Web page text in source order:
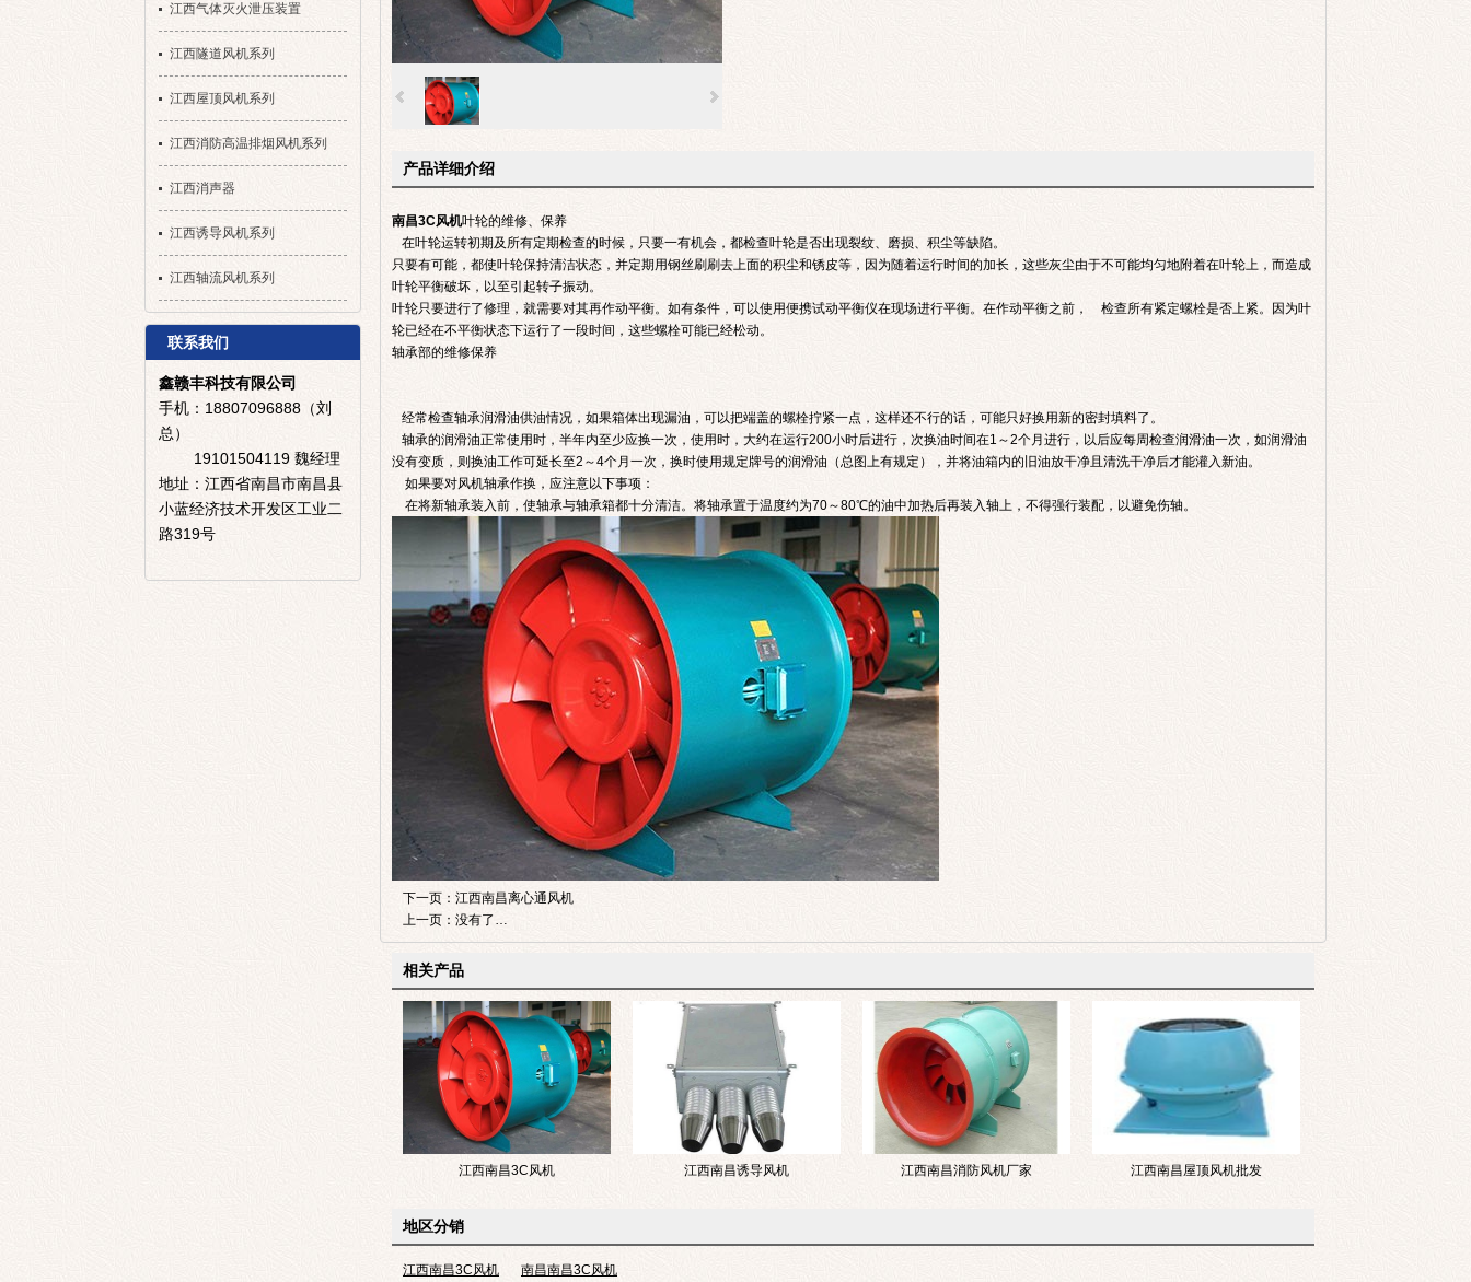
产品详细介绍
南昌3C风机叶轮的维修、保养
在叶轮运转初期及所有定期检查的时候，只要一有机会，都检查叶轮是否出现裂纹、磨损、积尘等缺陷。
只要有可能，都使叶轮保持清洁状态，并定期用钢丝刷刷去上面的积尘和锈皮等，因为随着运行时间的加长，这些灰尘由于不可能均匀地附着在叶轮上，而造成
叶轮平衡破坏，以至引起转子振动。
叶轮只要进行了修理，就需要对其再作动平衡。如有条件，可以使用便携试动平衡仪在现场进行平衡。在作动平衡之前， 检查所有紧定螺栓是否上紧。因为叶
轮已经在不平衡状态下运行了一段时间，这些螺栓可能已经松动。
轴承部的维修保养
经常检查轴承润滑油供油情况，如果箱体出现漏油，可以把端盖的螺栓拧紧一点，这样还不行的话，可能只好换用新的密封填料了。
轴承的润滑油正常使用时，半年内至少应换一次，使用时，大约在运行200小时后进行，次换油时间在1～2个月进行，以后应每周检查润滑油一次，如润滑油
没有变质，则换油工作可延长至2～4个月一次，换时使用规定牌号的润滑油（总图上有规定），并将油箱内的旧油放干净且清洗干净后才能灌入新油。
如果要对风机轴承作换，应注意以下事项：
在将新轴承装入前，使轴承与轴承箱都十分清洁。将轴承置于温度约为70～80℃的油中加热后再装入轴上，不得强行装配，以避免伤轴。
下一页： 江西南昌离心通风机
上一页：没有了…
相关产品
江西南昌3C风机 江西南昌诱导风机 江西南昌消防风机厂家 江西南昌屋顶风机批发
地区分销
江西南昌3C风机 南昌南昌3C风机
江西气体灭火泄压装置
江西隧道风机系列
江西屋顶风机系列
江西消防高温排烟风机系列
江西消声器
江西诱导风机系列
江西轴流风机系列
联系我们
鑫赣丰科技有限公司
手机：18807096888（刘
总）
19101504119 魏经理
地址：江西省南昌市南昌县
小蓝经济技术开发区工业二
路319号